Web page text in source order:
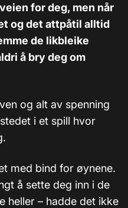
for deg, men når
og det attpåtil alltid
de likbleike
å bry deg om
og alt av spenning
i et spill hvor
med bind for øynene.
å sette deg inn i de
heller – hadde det ikke